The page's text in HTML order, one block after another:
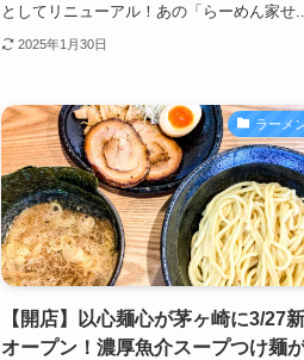
としてリニューアル！あの「らーめん家せ...
2025年1月30日
ラーメ
【開店】以心麺心が茅ヶ崎に3/27新
オープン！濃厚魚介スープつけ麺